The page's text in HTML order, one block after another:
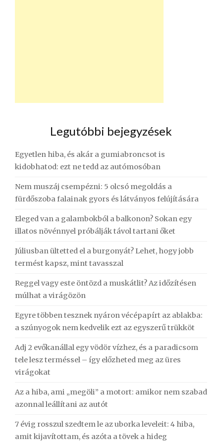
Legutóbbi bejegyzések
Egyetlen hiba, és akár a gumiabroncsot is
kidobhatod: ezt ne tedd az autómosóban
Nem muszáj csempézni: 5 olcsó megoldás a
fürdőszoba falainak gyors és látványos felújítására
Eleged van a galambokból a balkonon? Sokan egy
illatos növénnyel próbálják távol tartani őket
Júliusban ültetted el a burgonyát? Lehet, hogy jobb
termést kapsz, mint tavasszal
Reggel vagy este öntözd a muskátlit? Az időzítésen
múlhat a virágözön
Egyre többen tesznek nyáron vécépapírt az ablakba:
a szúnyogok nem kedvelik ezt az egyszerű trükköt
Adj 2 evőkanállal egy vödör vízhez, és a paradicsom
tele lesz terméssel – így előzheted meg az üres
virágokat
Az a hiba, ami „megöli” a motort: amikor nem szabad
azonnal leállítani az autót
7 évig rosszul szedtem le az uborka leveleit: 4 hiba,
amit kijavítottam, és azóta a tövek a hideg